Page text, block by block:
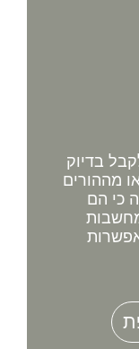
בדיוק
מההורים
כי הם